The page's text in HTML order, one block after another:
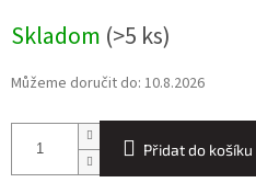
cena:
Skladom (>5 ks)
Můžeme doručit do: 10.8.2026
Přidat do košíku